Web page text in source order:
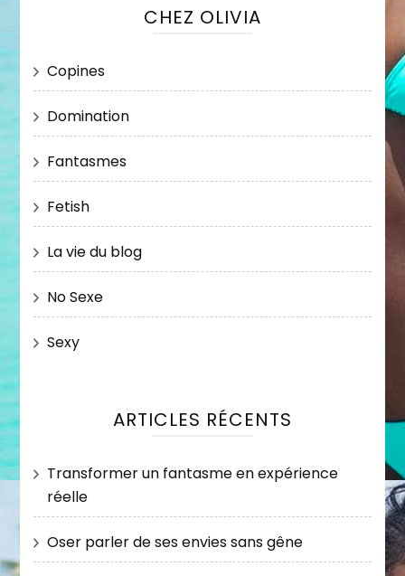
CHEZ OLIVIA
Copines
Domination
Fantasmes
Fetish
La vie du blog
No Sexe
Sexy
ARTICLES RÉCENTS
Transformer un fantasme en expérience
réelle
Oser parler de ses envies sans gêne